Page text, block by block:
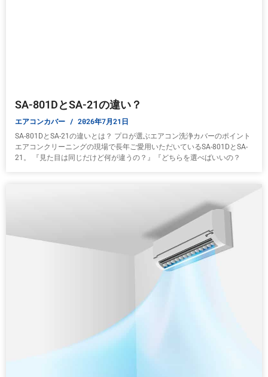
SA-801DとSA-21の違い？
エアコンカバー 2026年7月21日
SA-801DとSA-21の違いとは？ プロが選ぶエアコン洗浄カバーのポイント
エアコンクリーニングの現場で長年ご愛用いただいているSA-801DとSA-
21。 『見た目は同じだけど何が違うの？』『どちらを選べばいいの？